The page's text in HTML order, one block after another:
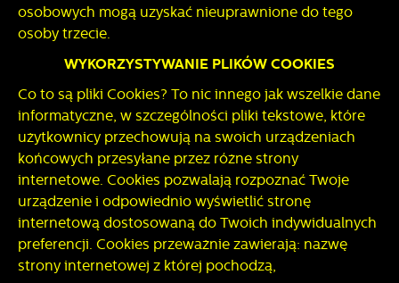
osobowych mogą uzyskać nieuprawnione do tego
osoby trzecie.
WYKORZYSTYWANIE PLIKÓW COOKIES
Co to są pliki Cookies? To nic innego jak wszelkie dane
informatyczne, w szczególności pliki tekstowe, które
użytkownicy przechowują na swoich urządzeniach
końcowych przesyłane przez różne strony
internetowe. Cookies pozwalają rozpoznać Twoje
urządzenie i odpowiednio wyświetlić stronę
internetową dostosowaną do Twoich indywidualnych
preferencji. Cookies przeważnie zawierają: nazwę
strony internetowej z której pochodzą,